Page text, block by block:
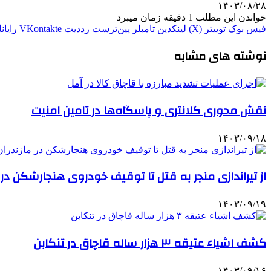
۱۴۰۳/۰۸/۲۸
خواندن این مطلب 1 دقیقه زمان میبرد
فیس بوک توییتر (X) لینکدین ‫تامبلر ‫پین‌ترست ‫رددیت ‫VKontakte
نوشته های مشابه
نقش محوری کلانتری و پاسگاه‌ها در تامین امنیت
۱۴۰۳/۰۹/۱۸
از تیراندازی منجر به قتل تا توقیف خودروی هنجارشکن در
۱۴۰۳/۰۹/۱۹
کشف اشیاء عتیقه ۳ هزار ساله قاچاق در تنکابن